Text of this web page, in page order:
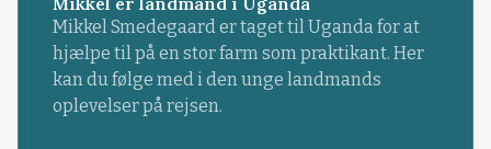
Mikkel Smedegaard er taget til Uganda for at
hjælpe til på en stor farm som praktikant. Her
kan du følge med i den unge landmands
oplevelser på rejsen.